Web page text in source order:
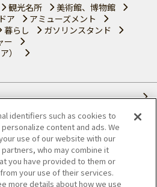
観光名所
美術館、博物館
ア
アミューズメント
暮らし
ガソリンスタンド
ー
）
て
ご検討の方へ
identifiers such as cookies to
content and ads. We
use of our website with our
who may combine it
you have provided to them or
your use of their services.
more details about how we use